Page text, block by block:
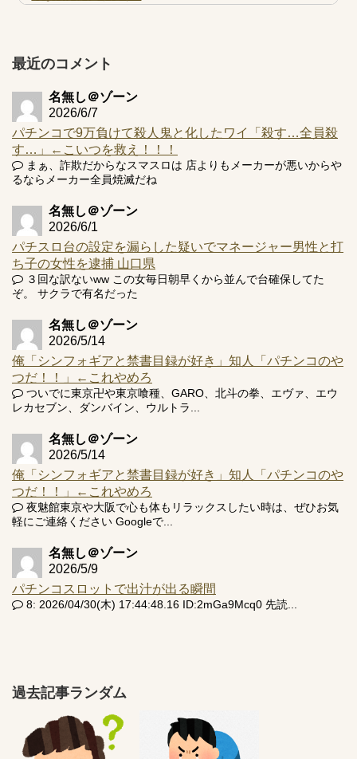
井の軽い絆？
Powered by livedoor 相互RSS
最近のコメント
名無し＠ゾーン
2026/6/7
パチンコで9万負けて殺人鬼と化したワイ「殺す…全員殺
す…」←こいつを救え！！！
まぁ、詐欺だからなスマスロは 店よりもメーカーが悪いからや
るならメーカー全員焼滅だね
名無し＠ゾーン
2026/6/1
パチスロ台の設定を漏らした疑いでマネージャー男性と打
ち子の女性を逮捕 山口県
３回な訳ないww この女毎日朝早くから並んで台確保してた
ぞ。 サクラで有名だった
名無し＠ゾーン
2026/5/14
俺「シンフォギアと禁書目録が好き」知人「パチンコのや
つだ！！」←これやめろ
ついでに東京卍や東京喰種、GARO、北斗の拳、エヴァ、エウ
レカセブン、ダンバイン、ウルトラ...
名無し＠ゾーン
2026/5/14
俺「シンフォギアと禁書目録が好き」知人「パチンコのや
つだ！！」←これやめろ
夜魅館東京や大阪で心も体もリラックスしたい時は、ぜひお気
軽にご連絡ください Googleで...
名無し＠ゾーン
2026/5/9
パチンコスロットで出汁が出る瞬間
8: 2026/04/30(木) 17:44:48.16 ID:2mGa9Mcq0 先読...
過去記事ランダム